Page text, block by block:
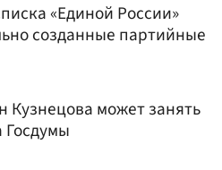
«Единой России»
созданные партийные
Кузнецова может занять
Госдумы